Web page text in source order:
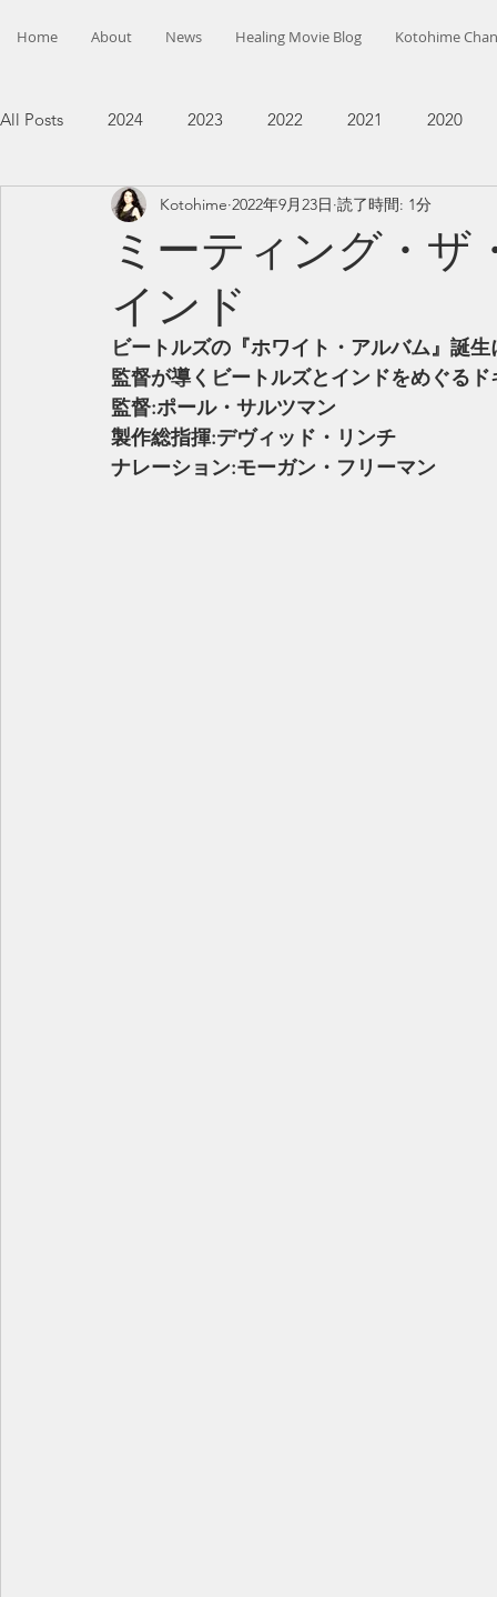
Home About News Healing Movie Blog Kotohime
All Posts 2024 2023 2022 2021 2020
ミーティング・ザ
インド
Kotohime 2022年9月23日 読了時間: 1分
ビートルズの『ホワイト・アルバム』誕
監督が導くビートルズとインドをめぐる
監督:ポール・サルツマン
製作総指揮:デヴィッド・リンチ
ナレーション:モーガン・フリーマン